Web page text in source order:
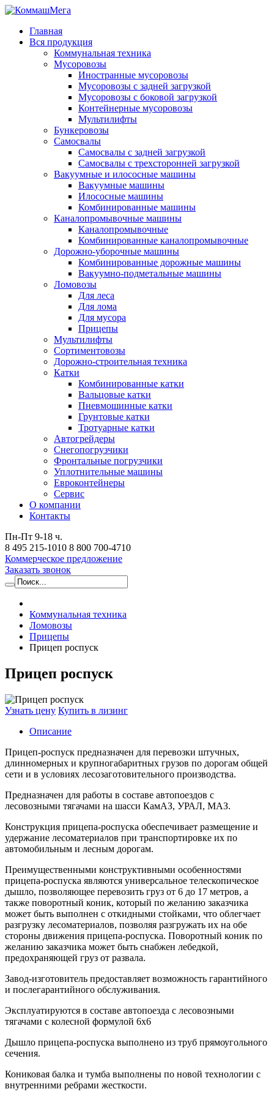
Главная
Вся продукция
Коммунальная техника
Мусоровозы
Иностранные мусоровозы
Мусоровозы с задней загрузкой
Мусоровозы с боковой загрузкой
Контейнерные мусоровозы
Мультилифты
Бункеровозы
Самосвалы
Самосвалы с задней загрузкой
Самосвалы с трехсторонней загрузкой
Вакуумные и илососные машины
Вакуумные машины
Илососные машины
Комбинированные машины
Каналопромывочные машины
Каналопромывочные
Комбинированные каналопромывочные
Дорожно-уборочные машины
Комбинированные дорожные машины
Вакуумно-подметальные машины
Ломовозы
Для леса
Для лома
Для мусора
Прицепы
Мультилифты
Сортиментовозы
Дорожно-строительная техника
Катки
Комбинированные катки
Вальцовые катки
Пневмошинные катки
Грунтовые катки
Тротуарные катки
Автогрейдеры
Снегопогрузчики
Фронтальные погрузчики
Уплотнительные машины
Евроконтейнеры
Сервис
О компании
Контакты
Пн-Пт 9-18 ч.
8 495 215-1010 8 800 700-4710
Коммерческое предложение
Заказать звонок
Коммунальная техника
Ломовозы
Прицепы
Прицеп роспуск
Прицеп роспуск
Узнать цену Купить в лизинг
Описание
Прицеп-роспуск предназначен для перевозки штучных,
длинномерных и крупногабаритных грузов по дорогам общей
сети и в условиях лесозаготовительного производства.
Предназначен для работы в составе автопоездов с
лесовозными тягачами на шасси КамАЗ, УРАЛ, МАЗ.
Конструкция прицепа-роспуска обеспечивает размещение и
удержание лесоматериалов при транспортировке их по
автомобильным и лесным дорогам.
Преимущественными конструктивными особенностями
прицепа-роспуска являются универсальное телескопическое
дышло, позволяющее перевозить груз от 6 до 17 метров, а
также поворотный коник, который по желанию заказчика
может быть выполнен с откидными стойками, что облегчает
разгрузку лесоматериалов, позволяя разгружать их на обе
стороны движения прицепа-роспуска. Поворотный коник по
желанию заказчика может быть снабжен лебедкой,
предохраняющей груз от развала.
Завод-изготовитель предоставляет возможность гарантийного
и послегарантийного обслуживания.
Эксплуатируются в составе автопоезда с лесовозными
тягачами с колесной формулой 6х6
Дышло прицепа-роспуска выполнено из труб прямоугольного
сечения.
Кониковая балка и тумба выполнены по новой технологии с
внутренними ребрами жесткости.